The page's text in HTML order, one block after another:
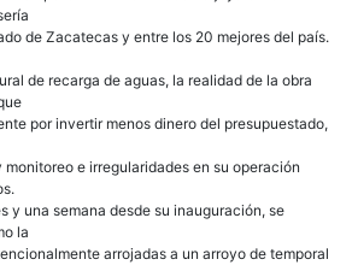
de Zacatecas y entre los 20 mejores del país.
de recarga de aguas, la realidad de la obra
por invertir menos dinero del presupuestado,
e irregularidades en su operación
y una semana desde su inauguración, se
la
arrojadas a un arroyo de temporal